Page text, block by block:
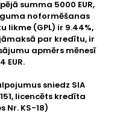
summa 5000 EUR,
noformēšanas
likme (GPL) ir 9.44%,
par kredītu, ir
apmērs mēnesī
EUR.
sniedz SIA
licencēts kredīta
Nr. KS-18)